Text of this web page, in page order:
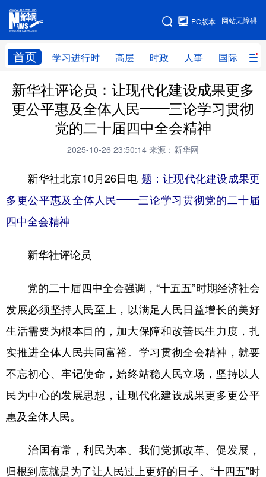
网站无障碍
PC版本
首页 学习进行时 高层 时政 人事 国际 财
网站地图
学习进行时 高层 时政 人事
国际 财经 网评 港澳
学术中国 乡村振兴 银龄 溯源中国
城市 旅游 能源 会展
彩票 娱乐 时尚
文化产业
新华社评论员：让现代化建设成果更多
更公平惠及全体人民——三论学习贯彻
党的二十届四中全会精神
2025-10-26 23:50:14 来源：新华网
新华社北京10月26日电 题：让现代化建设成果更
多更公平惠及全体人民——三论学习贯彻党的二十届
四中全会精神
新华社评论员
党的二十届四中全会强调，“十五五”时期经济社会
发展必须坚持人民至上，以满足人民日益增长的美好
生活需要为根本目的，加大保障和改善民生力度，扎
实推进全体人民共同富裕。学习贯彻全会精神，就要
不忘初心、牢记使命，始终站稳人民立场，坚持以人
民为中心的发展思想，让现代化建设成果更多更公平
惠及全体人民。
治国有常，利民为本。我们党抓改革、促发展，
归根到底就是为了让人民过上更好的日子。“十四五”时